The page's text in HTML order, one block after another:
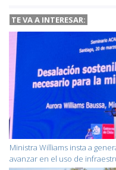
TE VA A INTERESAR:
Ministra Williams insta a
avanzar en el uso de